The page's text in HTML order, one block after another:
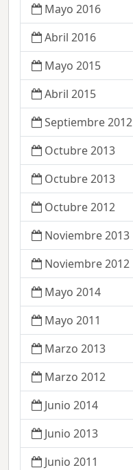
Mayo 2016
Abril 2016
Mayo 2015
Abril 2015
Septiembre 2012
Octubre 2013
Octubre 2013
Octubre 2012
Noviembre 2013
Noviembre 2012
Mayo 2014
Mayo 2011
Marzo 2013
Marzo 2012
Junio 2014
Junio 2013
Junio 2011